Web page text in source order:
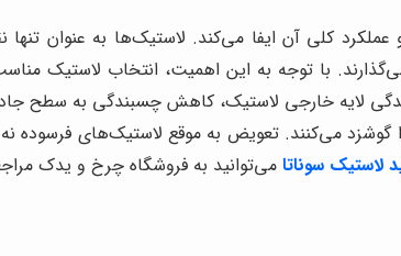
کلی آن ایفا می‌کند. لاستیک‌ها به عنوان
با توجه به این اهمیت، انتخاب لاستیک
لایه خارجی لاستیک، کاهش چسبندگی به سطح
می‌کنند. تعویض به موقع لاستیک‌های فرسوده نه
لاستیک سوناتامی‌توانید به فروشگاه چرخ و یدک